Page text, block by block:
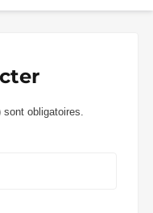
sont obligatoires.